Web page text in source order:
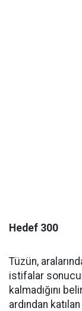
Hedef 300
Tüzün,
istifalar
kalmadığını
ardından